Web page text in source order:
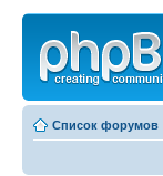
Список форумов